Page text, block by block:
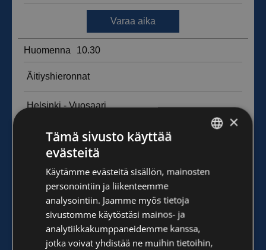
ENGLISH
×
Tämä sivusto käyttää
evästeitä
Käytämme evästeitä sisällön, mainosten
personointiin ja liikenteemme
analysointiin. Jaamme myös tietoja
sivustomme käytöstäsi mainos- ja
analytiikkakumppaneidemme kanssa,
jotka voivat yhdistää ne muihin tietoihin,